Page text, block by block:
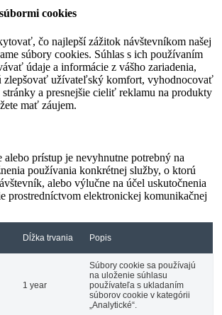
cookies
čo najlepší zážitok návštevníkom našej
súbory cookies. Súhlas s ich používaním
údaje a informácie z vášho zariadenia,
zlepšovať užívateľský komfort, vyhodnocovať
a presnejšie cieliť reklamu na produkty
mať záujem.
alebo prístup je nevyhnutne potrebný na
používania konkrétnej služby, o ktorú
alebo výlučne na účel uskutočnenia
prostredníctvom elektronickej komunikačnej
Dĺžka trvania Popis
1 year
Súbory cookie sa používajú
na uloženie súhlasu
používateľa s ukladaním
súborov cookie v kategórii
„Analytické“.